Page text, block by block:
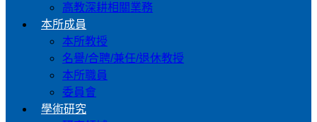
高教深耕相關業務
本所成員
本所教授
名譽/合聘/兼任/退休教授
本所職員
委員會
學術研究